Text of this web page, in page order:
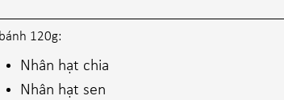
120g:
Nhân hạt chia
Nhân hạt sen